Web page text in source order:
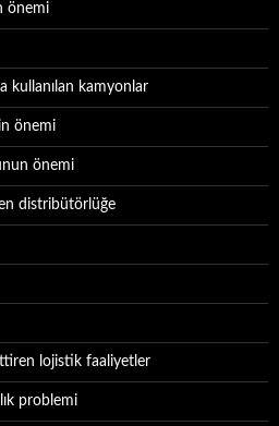
önemi
kullanılan kamyonlar
önemi
önemi
distribütörlüğe
lojistik faaliyetler
problemi